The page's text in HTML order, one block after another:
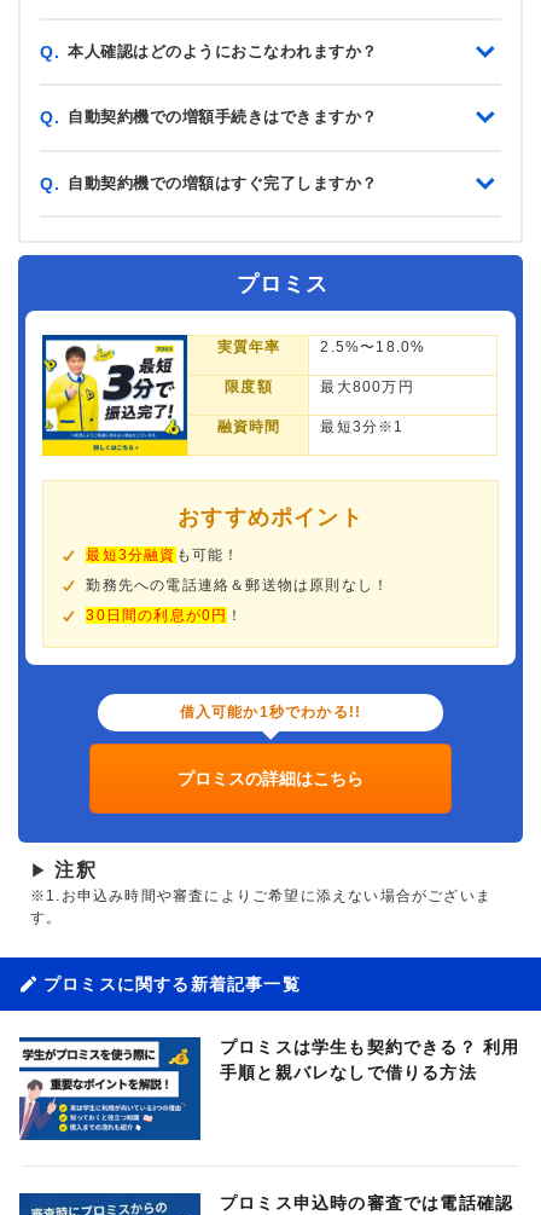
Q. 本人確認はどのようにおこなわれますか？
Q. 自動契約機での増額手続きはできますか？
Q. 自動契約機での増額はすぐ完了しますか？
プロミス
実質年率 2.5%〜18.0%
限度額 最大800万円
融資時間 最短3分※1
おすすめポイント
最短3分融資 も可能！
勤務先への電話連絡＆郵送物は原則なし！
30日間の利息が0円 ！
借入可能か1秒でわかる!!
プロミスの詳細はこちら
▶ 注釈
※1.お申込み時間や審査によりご希望に添えない場合がございま
す。
プロミスに関する新着記事一覧
プロミスは学生も契約できる？ 利用
手順と親バレなしで借りる方法
プロミス申込時の審査では電話確認